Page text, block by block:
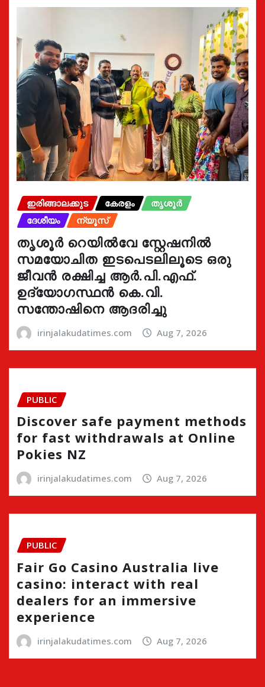
ഇരിങ്ങാലക്കുട കേരളം
തൃശൂർ
ദേശീയം
ന്യൂസ്
തൃശൂർ റെയിൽവേ സ്റ്റേഷനിൽ
സമയോചിത ഇടപെടലിലൂടെ ഒരു
ജീവൻ രക്ഷിച്ച ആർ.പി.എഫ്.
ഉദ്യോഗസ്ഥൻ കെ.വി.
സന്തോഷിനെ ആദരിച്ചു
irinjalakudatimes.com Aug 7, 2026
PUBLIC
Discover safe payment methods
for fast withdrawals at Online
Pokies NZ
irinjalakudatimes.com Aug 7, 2026
PUBLIC
Fair Go Casino Australia live
casino: interact with real
dealers for an immersive
experience
irinjalakudatimes.com Aug 7, 2026